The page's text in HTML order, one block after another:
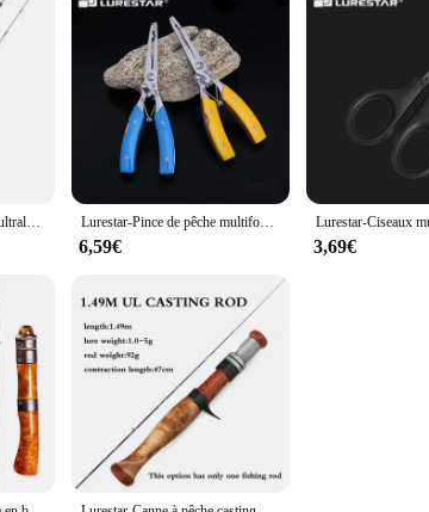
LURESTAR FUJI-Leurre ultraléger à haute teneur en carbone pour la pêche au bar, matériel de filature, ML/M/laissée, 2,04 m, fecm, guide le plus récent Lurestar-Pince de pêche multifonctionnelle en acier inoxydable, matériel de pêche, 160mm
6,59€ 3,69€